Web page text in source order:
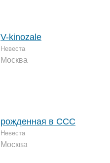
V-kinozale
Невеста
Москва
рожденная в ССС
Невеста
Москва